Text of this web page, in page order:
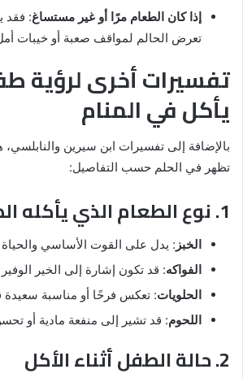
إذا كان الطعام مرًا أو غير مستساغ: فقد
تعرض الحالم لمواقف صعبة أو خيبات
تفسيرات أخرى لرؤية
يأكل في المنام
بالإضافة إلى تفسيرات ابن سيرين
تظهر في الحلم حسب التفاصيل:
1. نوع الطعام الذي يأكله الطفل
الخبز : يدل على القوت الأساسي
الفواكه: قد تكون إشارة إلى الخير الوفير
الحلويات: تعكس فرحًا أو مناسبة سعيدة
اللحوم: قد تشير إلى منفعة مادية أو
2. حالة الطفل أثناء الأكل